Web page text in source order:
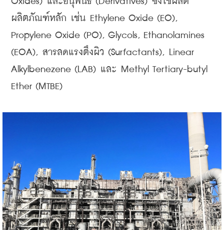
ผลิตภัณฑ์หลัก เช่น Ethylene Oxide (EO),
Propylene Oxide (PO), Glycols, Ethanolamines
(EOA), สารลดแรงตึงผิว (Surfactants), Linear
Alkylbenezene (LAB) และ Methyl Tertiary-butyl
Ether (MTBE)